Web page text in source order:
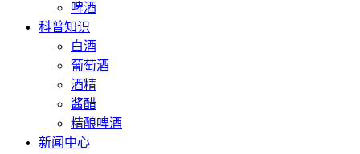
啤酒
科普知识
白酒
葡萄酒
酒精
酱醋
精酿啤酒
新闻中心